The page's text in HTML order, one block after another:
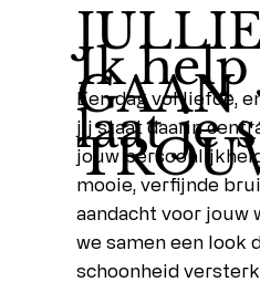
JULLIE
GAAN
Ik help
laat je
Een dag vol liefde,
jij staat daarin
jouw
mooie, verfijnde
aandacht voor jouw
we samen een look
schoonheid